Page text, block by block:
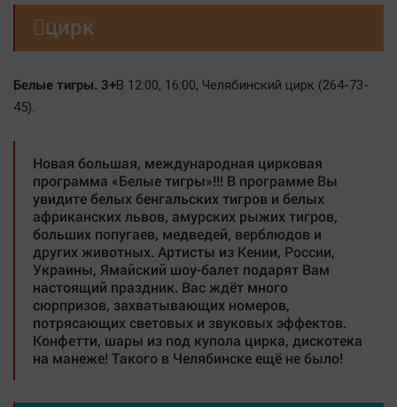
цирк
Белые тигры. 3+В 12:00, 16:00, Челябинский цирк (264-73-
45).
Новая большая, международная цирковая
программа «Белые тигры»!!! В программе Вы
увидите белых бенгальских тигров и белых
африканских львов, амурских рыжих тигров,
больших попугаев, медведей, верблюдов и
других животных. Артисты из Кении, России,
Украины, Ямайский шоу-балет подарят Вам
настоящий праздник. Вас ждёт много
сюрпризов, захватывающих номеров,
потрясающих световых и звуковых эффектов.
Конфетти, шары из под купола цирка, дискотека
на манеже! Такого в Челябинске ещё не было!